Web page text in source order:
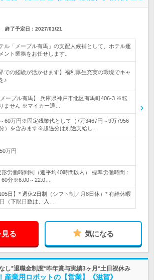
終了予定日： 2027/01/21
ル「メープル有馬」の支配人候補として、ホテル運
ント業務をお任せします。
での経験が活かせます】福利厚生充実の環境でキャ
♪
メープル有馬】 兵庫県神戸市北区有馬町406-3 ※転
ません ※マイカー通…
60万円※固定残業代として（7万3467円～9万7956
）を含みます※超過分は別途支給し…
万円
労働時間制（週平均40時間以内） 標準労働時間：
60分※6:00～22:0…
日】* 週休2日制（シフト制／月8日休）* 有給休暇
日（下限日数は、入…
る 気になる
し*退職金制度*昨年賞与実績3ヶ月*土日祝休み
産業用ロボットの【営業】《滋賀》